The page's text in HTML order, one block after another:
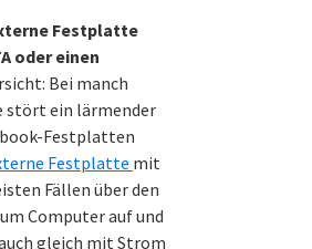
Festplatte
oder einen
Bei manch
stört ein lärmender
Festplatten
Festplatte mit
Fällen über den
Computer auf und
gleich mit Strom